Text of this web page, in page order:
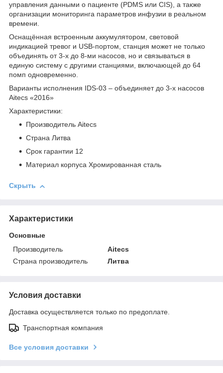
управления данными о пациенте (PDMS или CIS), а также
организации мониторинга параметров инфузии в реальном
времени.
Оснащённая встроенным аккумулятором, световой
индикацией тревог и USB-портом, станция может не только
объединять от 3-х до 8-ми насосов, но и связываться в
единую систему с другими станциями, включающей до 64
помп одновременно.
Варианты исполнения IDS-03 – объединяет до 3-х насосов
Aitecs «2016»
Характеристики:
Производитель Aitecs
Страна Литва
Срок гарантии 12
Материал корпуса Хромированная сталь
Скрыть
Характеристики
Основные
Производитель
Aitecs
Страна производитель
Литва
Условия доставки
Доставка осуществляется только по предоплате.
Транспортная компания
Все условия доставки